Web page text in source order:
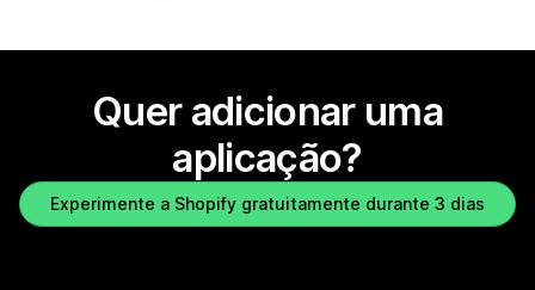
Quer adicionar uma
aplicação?
Experimente a Shopify gratuitamente durante 3 dias